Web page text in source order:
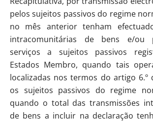
pelos sujeitos passivos do regime
no mês anterior tenham
intracomunitárias de bens e/ou
serviços a sujeitos passivos
Estados Membro, quando tais
localizadas nos termos do artigo 6.º
os sujeitos passivos do regime
quando o total das transmissões
de bens a incluir na declaração